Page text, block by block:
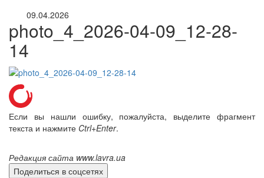
09.04.2026
photo_4_2026-04-09_12-28-
14
Если вы нашли ошибку, пожалуйста, выделите фрагмент
текста и нажмите Ctrl+Enter.
Редакция сайта www.lavra.ua
Поделиться в соцсетях